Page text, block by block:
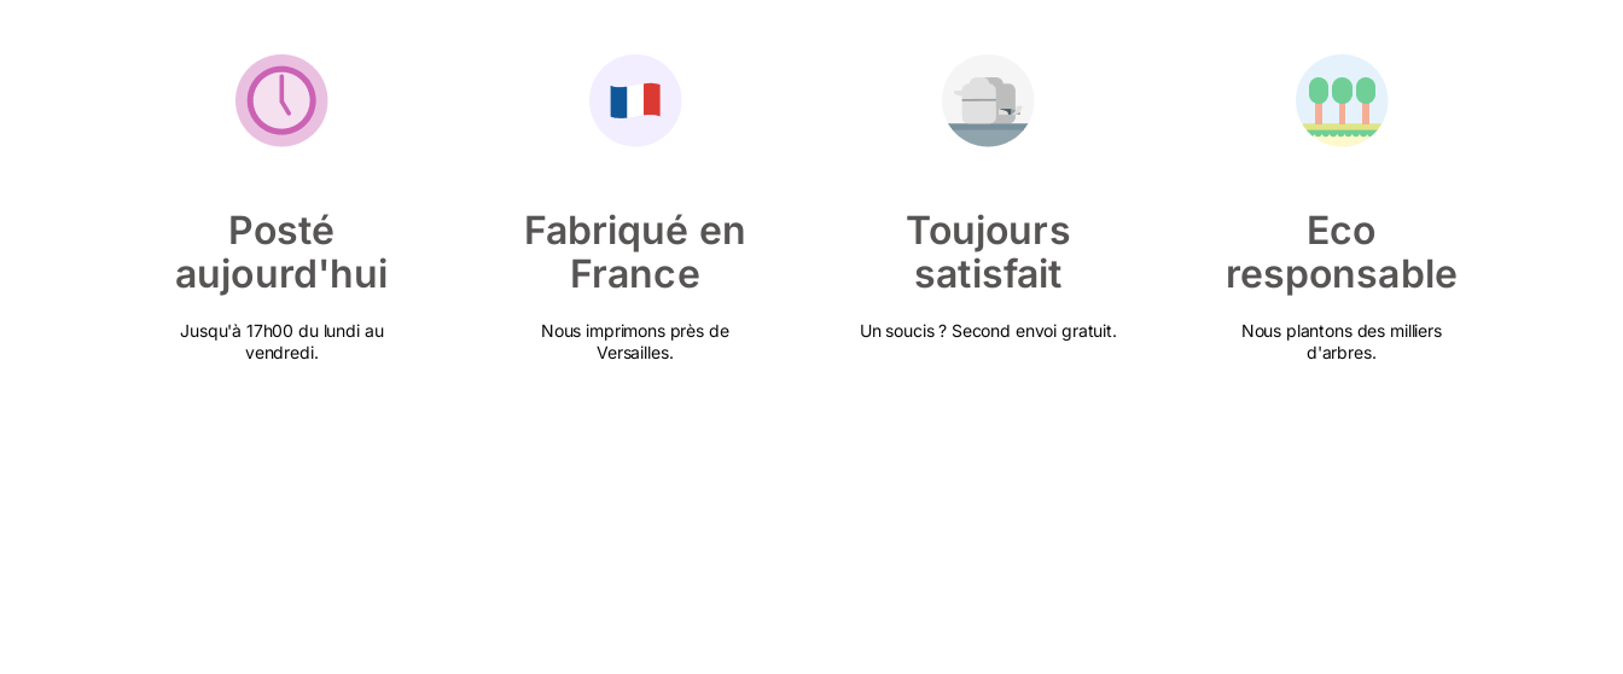
Posté
aujourd'hui
Jusqu'à 17h00 du lundi au
vendredi.
Fabriqué en
France
Nous imprimons près de
Versailles.
Toujours
satisfait
Un soucis ? Second envoi gratuit.
Eco
responsable
Nous plantons des milliers
d'arbres.